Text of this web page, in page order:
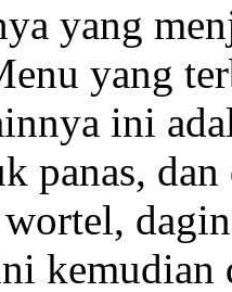
yang
yang
ini
panas,
kemudian